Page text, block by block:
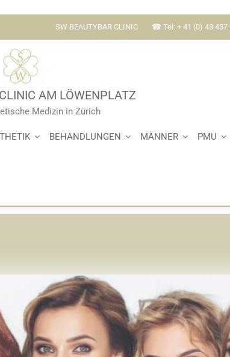
SW BEAUTYBAR CLINIC ☎ Tel: + 41 (0) 43 437
AM LÖWENPLATZ
Medizin in Zürich
BEHANDLUNGEN MÄNNER PMU